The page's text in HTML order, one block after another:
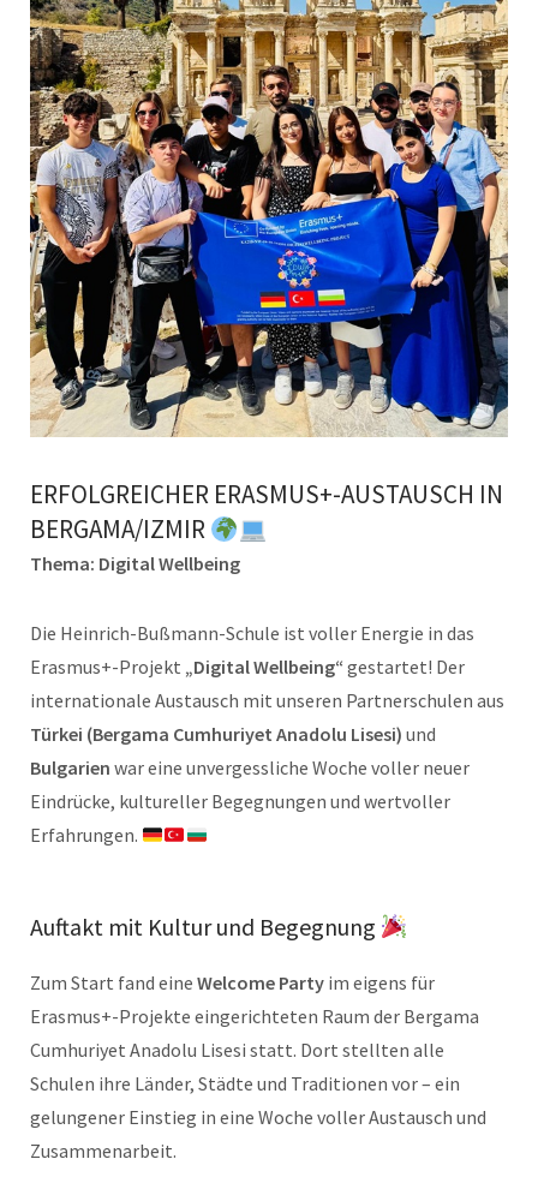
ERFOLGREICHER ERASMUS+-AUSTAUSCH IN
BERGAMA/IZMIR
Thema: Digital Wellbeing
Die Heinrich-Bußmann-Schule ist voller Energie in das
Erasmus+-Projekt „Digital Wellbeing“ gestartet! Der
internationale Austausch mit unseren Partnerschulen aus
Türkei (Bergama Cumhuriyet Anadolu Lisesi) und
Bulgarien war eine unvergessliche Woche voller neuer
Eindrücke, kultureller Begegnungen und wertvoller
Erfahrungen.
Auftakt mit Kultur und Begegnung
Zum Start fand eine Welcome Party im eigens für
Erasmus+-Projekte eingerichteten Raum der Bergama
Cumhuriyet Anadolu Lisesi statt. Dort stellten alle
Schulen ihre Länder, Städte und Traditionen vor – ein
gelungener Einstieg in eine Woche voller Austausch und
Zusammenarbeit.